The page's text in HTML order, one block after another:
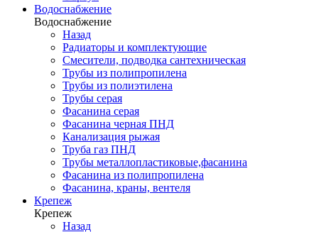
Водоснабжение
Водоснабжение
Назад
Радиаторы и комплектующие
Смесители, подводка сантехническая
Трубы из полипропилена
Трубы из полиэтилена
Трубы серая
Фасанина серая
Фасанина черная ПНД
Канализация рыжая
Труба газ ПНД
Трубы металлопластиковые,фасанина
Фасанина из полипропилена
Фасанина, краны, вентеля
Крепеж
Крепеж
Назад